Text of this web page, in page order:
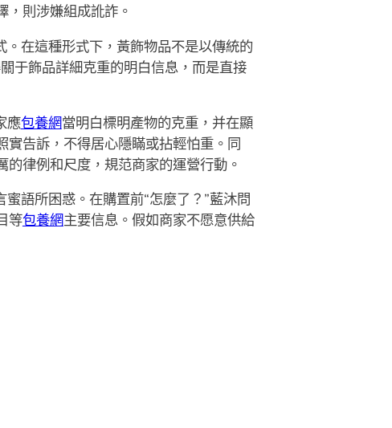
則涉嫌組成訛詐。
在這種形式下，黃飾物品不是以傳統的
于飾品詳細克重的明白信息，而是直接
應包養網當明白標明產物的克重，并在顯
告訴，不得居心隱瞞或拈輕怕重。同
的律例和尺度，規范商家的運營行動。
語所困惑。在購置前“怎麼了？”藍沐問
等包養網主要信息。假如商家不愿意供給